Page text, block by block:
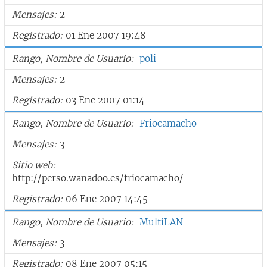
Mensajes 2
Registrado 01 Ene 2007 19:48
Rango, Nombre de Usuario
poli
Mensajes 2
Registrado 03 Ene 2007 01:14
Rango, Nombre de Usuario
Friocamacho
Mensajes 3
Sitio web
http://perso.wanadoo.es/friocamacho/
Registrado 06 Ene 2007 14:45
Rango, Nombre de Usuario
MultiLAN
Mensajes 3
Registrado 08 Ene 2007 05:15